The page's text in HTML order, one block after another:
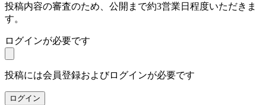
投稿内容の審査のため、公開まで約3営業日程度いただきま
す。
ログインが必要です
投稿には会員登録およびログインが必要です
ログイン